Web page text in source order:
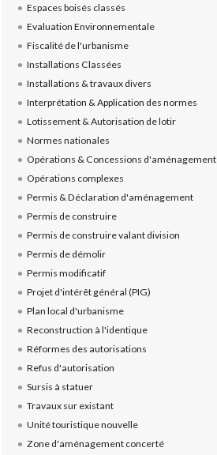
Espaces boisés classés
Evaluation Environnementale
Fiscalité de l'urbanisme
Installations Classées
Installations & travaux divers
Interprétation & Application des normes
Lotissement & Autorisation de lotir
Normes nationales
Opérations & Concessions d'aménagement
Opérations complexes
Permis & Déclaration d'aménagement
Permis de construire
Permis de construire valant division
Permis de démolir
Permis modificatif
Projet d'intérêt général (PIG)
Plan local d'urbanisme
Reconstruction à l'identique
Réformes des autorisations
Refus d'autorisation
Sursis à statuer
Travaux sur existant
Unité touristique nouvelle
Zone d'aménagement concerté